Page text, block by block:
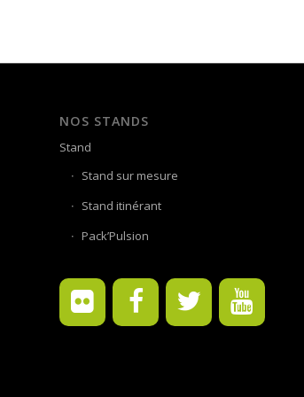
NOS STANDS
Stand
Stand sur mesure
Stand itinérant
Pack’Pulsion